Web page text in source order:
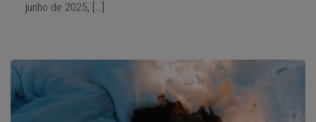
junho de 2025, […]